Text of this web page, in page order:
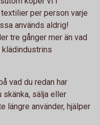
per person varje
används aldrig!
tre gånger mer än vad
klädindustrins
vad du redan har
skänka, sälja eller
längre använder, hjälper